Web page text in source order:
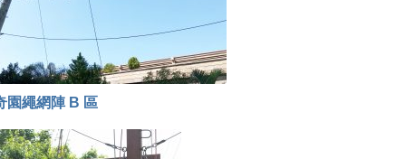
園繩網陣 B 區